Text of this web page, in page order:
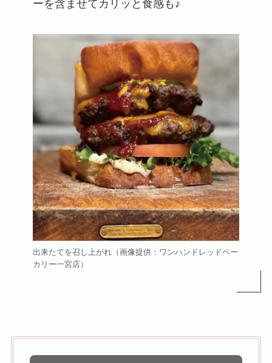
ーを含ませてカリッと食感も♪
出来たてを召し上がれ（画像提供：ワンハンドレッドベー
カリー一宮店）